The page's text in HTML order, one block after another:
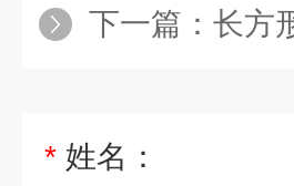
下一篇： 长方
* 姓名：